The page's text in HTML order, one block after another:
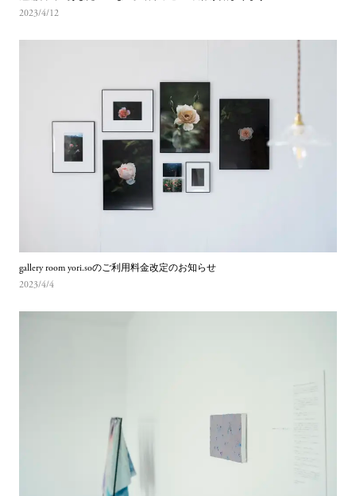
2023/4/12
gallery room yori.soのご利用料金改定のお知らせ
2023/4/4